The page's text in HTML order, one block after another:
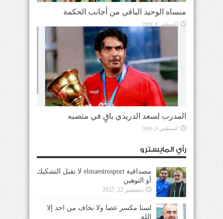
منساه الوحيد الباقي من أجانب الحكمة
أغسطس 8, 2026
المدرب لسعد الدريدي باقٍ في منصبه
أغسطس 8, 2026
رأي المايسترو
مصداقية elmaestrosport لا تقبل التشكيك
أو التوهين
ديسمبر 22, 2025
لسنا مكسر عصا ولا نخاف من احد إلا
الله